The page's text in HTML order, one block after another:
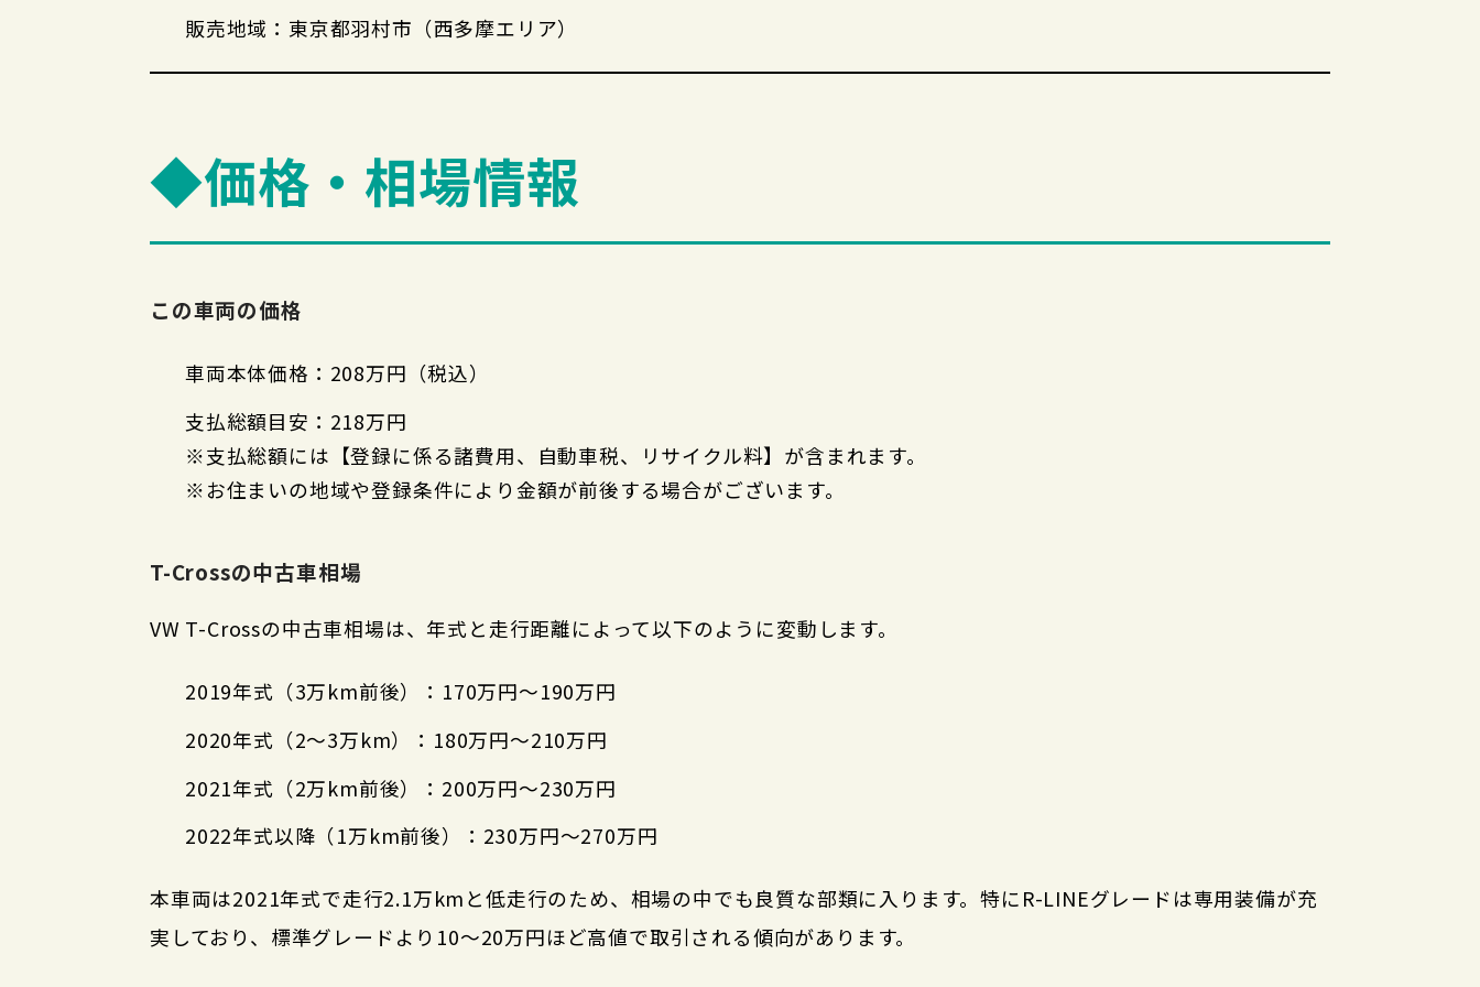
販売地域：東京都羽村市（西多摩エリア）
◆価格・相場情報
この車両の価格
車両本体価格：208万円（税込）
支払総額目安：218万円
※支払総額には【登録に係る諸費用、自動車税、リサイクル料】が含まれます。
※お住まいの地域や登録条件により金額が前後する場合がございます。
T-Crossの中古車相場
VW T-Crossの中古車相場は、年式と走行距離によって以下のように変動します。
2019年式（3万km前後）：170万円〜190万円
2020年式（2〜3万km）：180万円〜210万円
2021年式（2万km前後）：200万円〜230万円
2022年式以降（1万km前後）：230万円〜270万円
本車両は2021年式で走行2.1万kmと低走行のため、相場の中でも良質な部類に入ります。特にR-LINEグレードは専用装備が充
実しており、標準グレードより10〜20万円ほど高値で取引される傾向があります。